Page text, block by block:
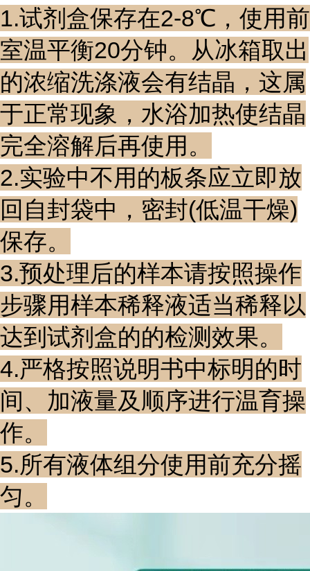
1.试剂盒保存在2-8℃，使用前
室温平衡20分钟。从冰箱取出
的浓缩洗涤液会有结晶，这属
于正常现象，水浴加热使结晶
完全溶解后再使用。
2.实验中不用的板条应立即放
回自封袋中，密封(低温干燥)
保存。
3.预处理后的样本请按照操作
步骤用样本稀释液适当稀释以
达到试剂盒的的检测效果。
4.严格按照说明书中标明的时
间、加液量及顺序进行温育操
作。
5.所有液体组分使用前充分摇
匀。